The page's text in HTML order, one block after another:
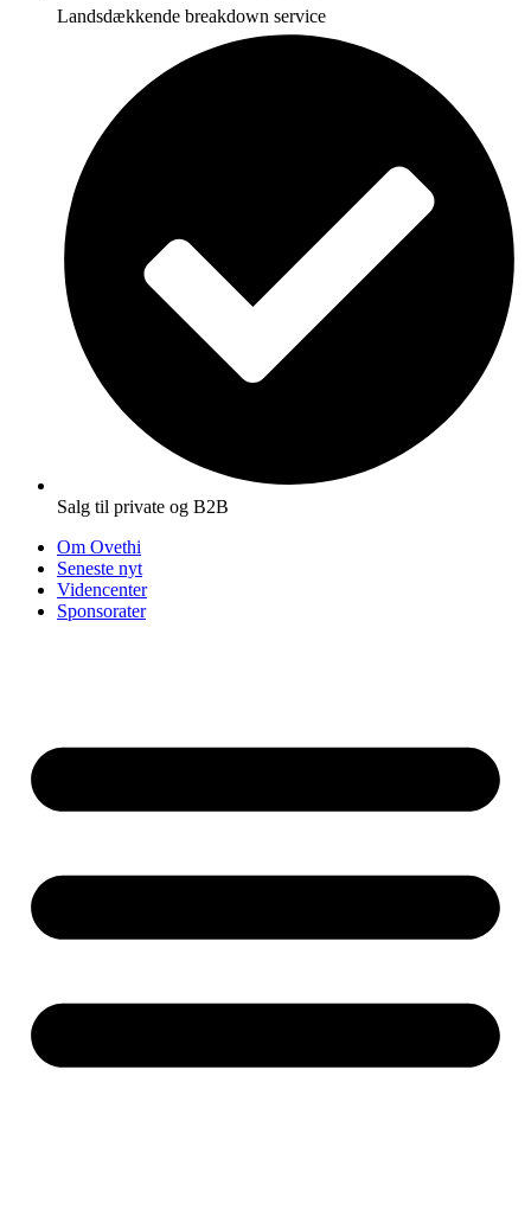
Landsdækkende breakdown service
Salg til private og B2B
Om Ovethi
Seneste nyt
Videncenter
Sponsorater